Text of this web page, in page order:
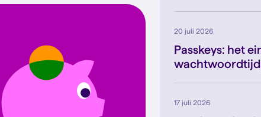
20 juli 2026
Passkeys: het
17 juli 2026